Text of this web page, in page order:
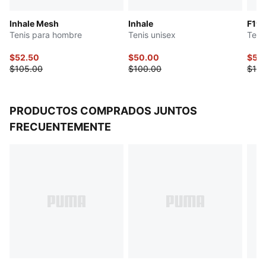
talón
Plantilla textil con marca PUMA serigrafiada.
Inhale Mesh
Tenis para hombre
$52.50
$105.00
Inhale
Tenis unisex
$50.00
$100.00
F1®
PRODUCTOS COMPRADOS JUNTOS
FRECUENTEMENTE